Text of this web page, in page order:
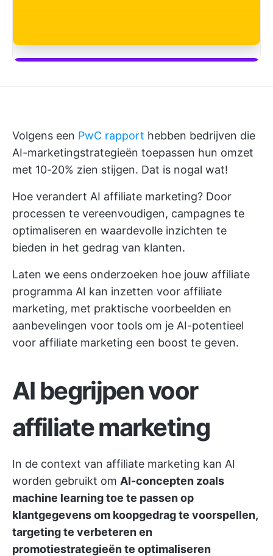
Volgens een PwC rapport hebben bedrijven die
AI-marketingstrategieën toepassen hun omzet
met 10-20% zien stijgen. Dat is nogal wat!
Hoe verandert AI affiliate marketing? Door
processen te vereenvoudigen, campagnes te
optimaliseren en waardevolle inzichten te
bieden in het gedrag van klanten.
Laten we eens onderzoeken hoe jouw affiliate
programma AI kan inzetten voor affiliate
marketing, met praktische voorbeelden en
aanbevelingen voor tools om je AI-potentieel
voor affiliate marketing een boost te geven.
AI begrijpen voor
affiliate marketing
In de context van affiliate marketing kan AI
worden gebruikt om AI-concepten zoals
machine learning toe te passen op
klantgegevens om koopgedrag te voorspellen,
targeting te verbeteren en
promotiestrategieën te optimaliseren